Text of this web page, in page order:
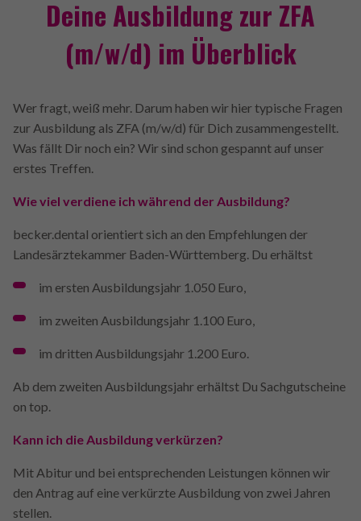
Deine Ausbildung zur ZFA
(m/w/d) im Überblick
Wer fragt, weiß mehr. Darum haben wir hier typische Fragen
zur Ausbildung als ZFA (m/w/d) für Dich zusammengestellt.
Was fällt Dir noch ein? Wir sind schon gespannt auf unser
erstes Treffen.
Wie viel verdiene ich während der Ausbildung?
becker.dental orientiert sich an den Empfehlungen der
Landesärztekammer Baden-Württemberg. Du erhältst
im ersten Ausbildungsjahr 1.050 Euro,
im zweiten Ausbildungsjahr 1.100 Euro,
im dritten Ausbildungsjahr 1.200 Euro.
Ab dem zweiten Ausbildungsjahr erhältst Du Sachgutscheine
on top.
Kann ich die Ausbildung verkürzen?
Mit Abitur und bei entsprechenden Leistungen können wir
den Antrag auf eine verkürzte Ausbildung von zwei Jahren
stellen.